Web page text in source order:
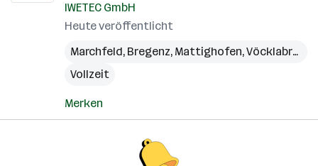
IWETEC GmbH
Heute veröffentlicht
Marchfeld, Bregenz, Mattighofen,Vöcklabruck
Vollzeit
Merken